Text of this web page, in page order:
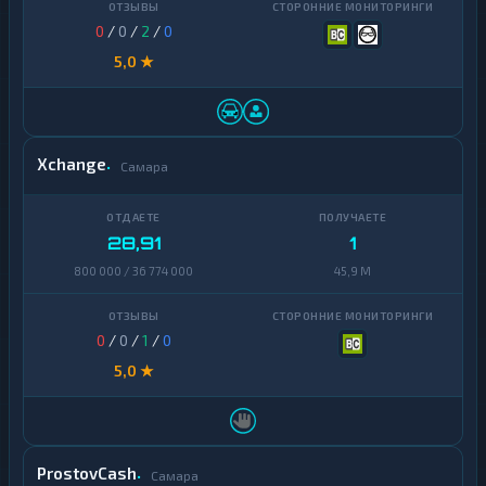
0 / 0 / 2 /0
5,0 ★
Xchange Самара
28,91
800 000 / 36 774 000
1
45,9 M
0 / 0 /1 /0
5,0 ★
ProstovCash Самара
Zcash